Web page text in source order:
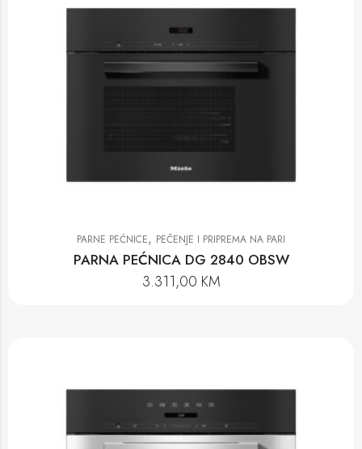
PARNE PEĆNICE, PEČENJE I PRIPREMA NA PARI
PARNA PEĆNICA DG 2840 OBSW
3.311,00 KM